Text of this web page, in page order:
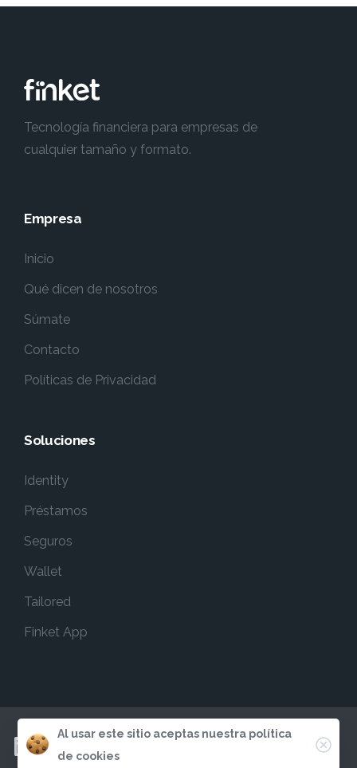
Tecnología financiera para empresas de
cualquier tamaño y formato.
Empresa
Inicio
Qué dicen de nosotros
Súmate
Contacto
Políticas de Privacidad
Soluciones
Identity
Préstamos
Seguros
Wallet
Tailored
Finket App
Al usar este sitio aceptas nuestra política
de cookies